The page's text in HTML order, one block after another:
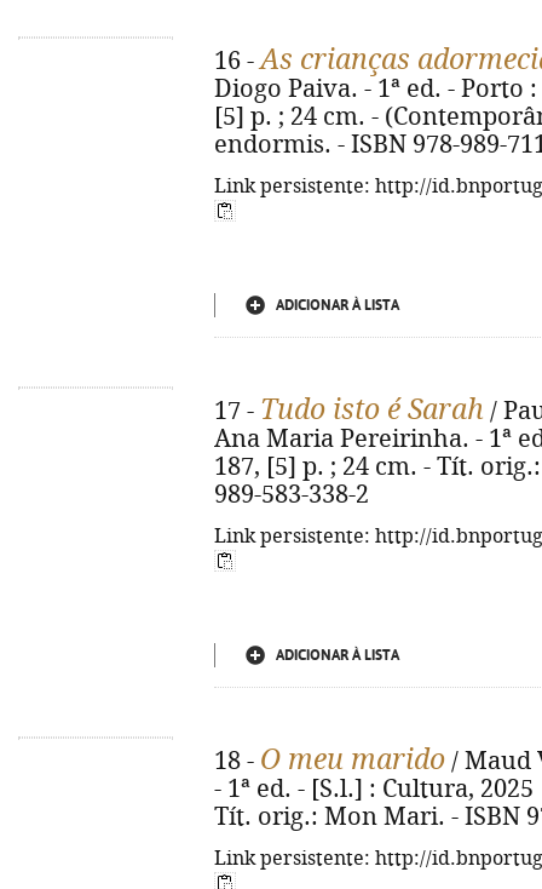
16 -As crianças
Diogo Paiva. - 1ª ed. - Porto
[5] p. ; 24 cm. -
endormis. - ISBN 978-989-
Link persistente: http://
ADICIONAR À LISTA
17 - Tudo isto é Sarah /
Ana Maria Pereirinha. - 1ª
187, [5] p. ; 24 cm. - Tít.
989-583-338-2
Link persistente: http://
ADICIONAR À LISTA
18 - O meu marido / Maud
- 1ª ed. - [S.l.] : Cultura,
Tít. orig.: Mon Mari. - ISBN
Link persistente: http://